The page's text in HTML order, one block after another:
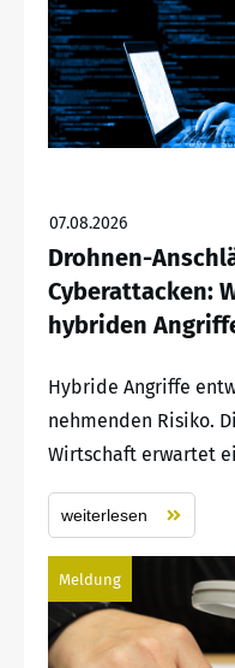
07.08.2026
Drohnen-
Cyberattacken:
hybriden
Hybride Angriffe
nehmenden Risiko.
Wirtschaft erwartet
weiterlesen
Meldung